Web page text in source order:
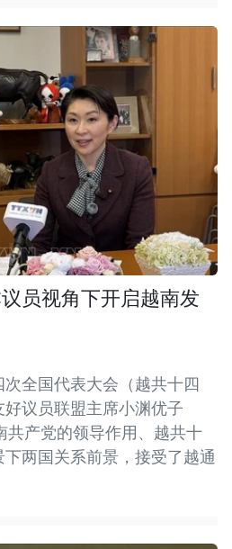
员视角下开启越南发
全国代表大会（越共十四
议员联盟主席小渊优子
共产党的领导作用、越共十
两国关系前景，接受了越通